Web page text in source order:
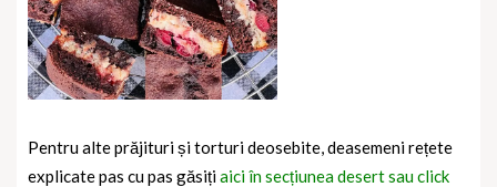
Pentru alte prăjituri și torturi deosebite, deasemeni rețete
explicate pas cu pas găsițiaici în secțiunea desert sau click